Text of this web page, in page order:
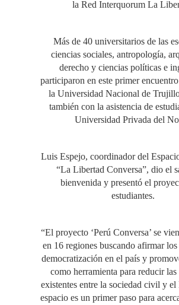
la Red Interquorum La
Más de 40 universitarios de las
ciencias sociales, antropología,
derecho y ciencias políticas e
participaron en este primer
la Universidad Nacional de
también con la asistencia de
Universidad Privada del
Luis Espejo, coordinador del
“La Libertad Conversa”, dio el
bienvenida y presentó el
estudiantes.
“El proyecto ‘Perú Conversa’ se
en 16 regiones buscando afirmar los
democratización en el país y
como herramienta para reducir las
existentes entre la sociedad civil y el
espacio es un primer paso para